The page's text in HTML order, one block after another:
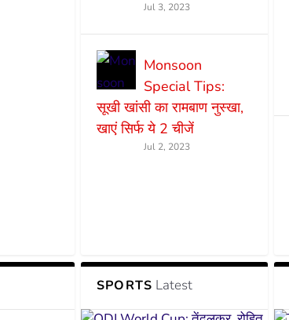
Jul 3, 2023
Monsoon
Special Tips:
सूखी खांसी का रामबाण नुस्खा,
खाएं सिर्फ ये 2 चीजें
Jul 2, 2023
SPORTS Latest